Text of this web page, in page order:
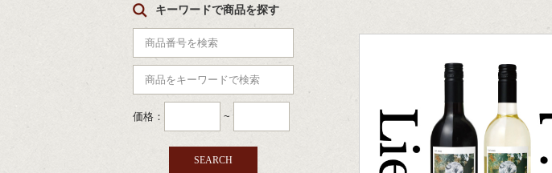
キーワードで商品を探す
価格： ~